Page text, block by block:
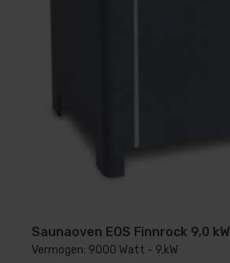
Saunaoven EOS Finnrock 9,0 kW
Vermogen: 9000 Watt - 9,kW